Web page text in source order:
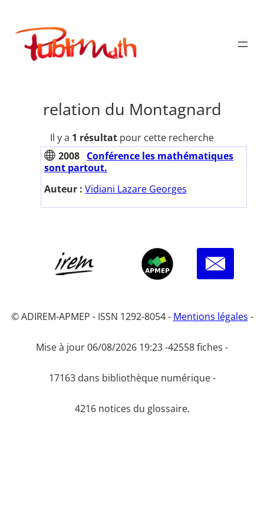
contenu
Publimath
relation du Montagnard
Il y a 1 résultat pour cette recherche
2008 Conférence les mathématiques
sont partout.
Auteur : Vidiani Lazare Georges
© ADIREM-APMEP - ISSN 1292-8054 - Mentions légales -
Mise à jour 06/08/2026 19:23 -42558 fiches -
17163 dans bibliothèque numérique -
4216 notices du glossaire.